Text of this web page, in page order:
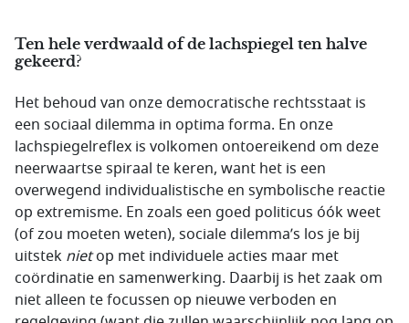
Ten hele verdwaald of de lachspiegel ten halve
gekeerd?
Het behoud van onze democratische rechtsstaat is
een sociaal dilemma in optima forma. En onze
lachspiegelreflex is volkomen ontoereikend om deze
neerwaartse spiraal te keren, want het is een
overwegend individualistische en symbolische reactie
op extremisme. En zoals een goed politicus óók weet
(of zou moeten weten), sociale dilemma’s los je bij
uitstek nietop met individuele acties maar met
coördinatie en samenwerking. Daarbij is het zaak om
niet alleen te focussen op nieuwe verboden en